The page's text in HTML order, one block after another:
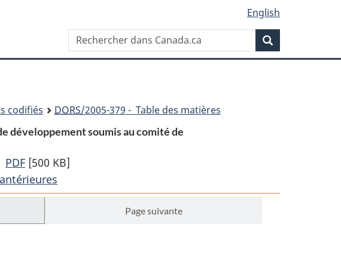
English
Rechercher
dans
Canada.ca
codifiés DORS/2005-379 - Table des matières
développement soumis au comité de
PDF Texte
complet
:
[500 KB]
Page suivante